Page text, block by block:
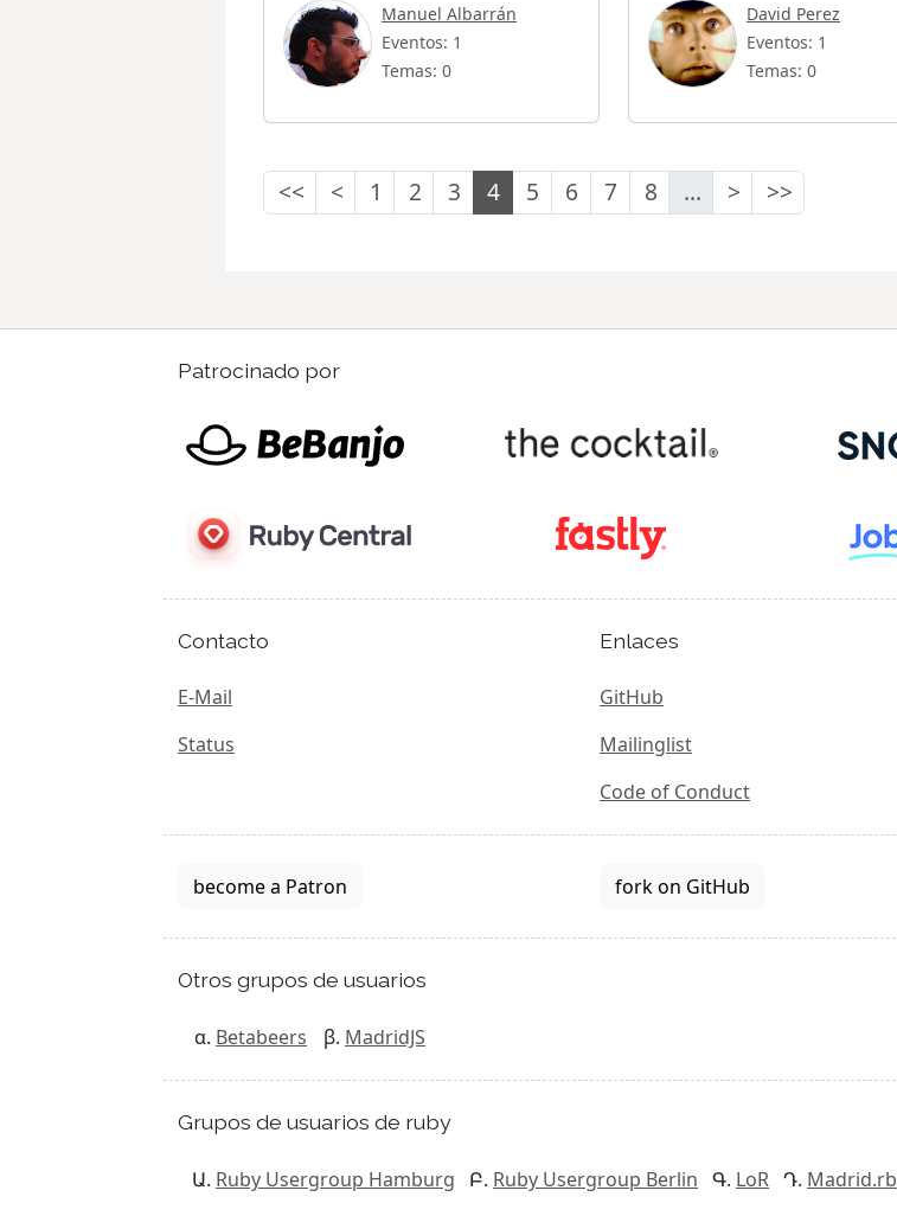
Manuel Albarrán
Eventos: 1
Temas: 0
David Perez
Eventos: 1
Temas: 0
<< < 1 2 3 4 5 6 7 8 ... > >>
Patrocinado por
Contacto
E-Mail
Status
Enlaces
GitHub
Mailinglist
Code of Conduct
become a Patron fork on GitHub
Otros grupos de usuarios
Betabeers MadridJS
Grupos de usuarios de ruby
Ruby Usergroup Hamburg Ruby Usergroup Berlin LoR Madrid.rb